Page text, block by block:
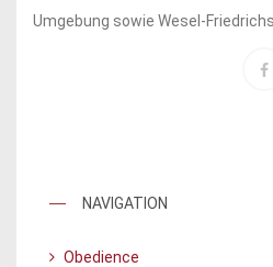
Umgebung sowie Wesel-
NAVIGATION
Obedience